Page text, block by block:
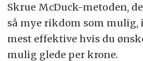
Skrue McDuck-metoden,
så mye rikdom som mulig,
mest effektive hvis du
mulig glede per krone.